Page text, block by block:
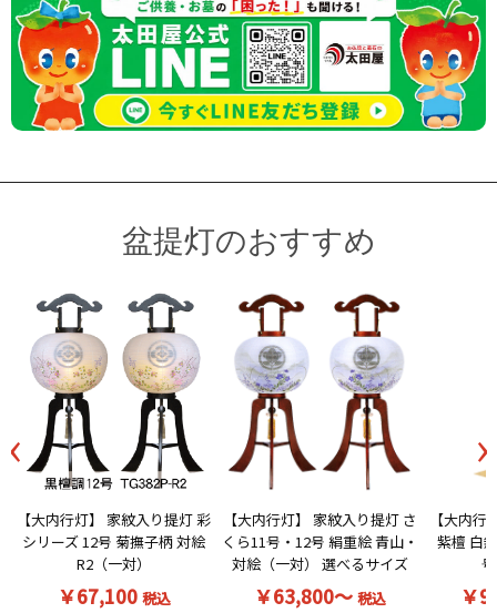
盆提灯のおすすめ
‹
【大内行灯】 家紋入り提灯 彩
シリーズ 12号 菊撫子柄 対絵
R2（一対）
￥67,100 税込
【大内行灯】 家紋入り提灯 さ
くら11号・12号 絹重絵 青山・
対絵（一対） 選べるサイズ
￥63,800～税込
【大内
紫檀 白
￥
›